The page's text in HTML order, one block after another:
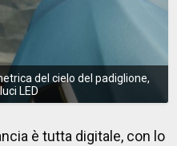
del cielo del padiglione,
LED
è tutta digitale, con lo